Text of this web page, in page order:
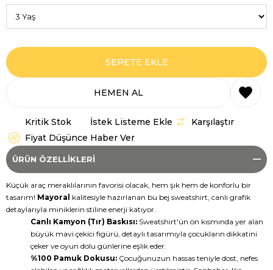
Kritik Stok İstek Listeme Ekle
Karşılaştır
Fiyat Düşünce Haber Ver
ÜRÜN ÖZELLIKLERI
Küçük araç meraklılarının favorisi olacak, hem şık hem de konforlu bir
tasarım! Mayoral kalitesiyle hazırlanan bu bej sweatshirt, canlı grafik
detaylarıyla miniklerin stiline enerji katıyor.
Canlı Kamyon (Tır) Baskısı: Sweatshirt'ün ön kısmında yer alan
büyük mavi çekici figürü, detaylı tasarımıyla çocukların dikkatini
çeker ve oyun dolu günlerine eşlik eder.
%100 Pamuk Dokusu: Çocuğunuzun hassas teniyle dost, nefes